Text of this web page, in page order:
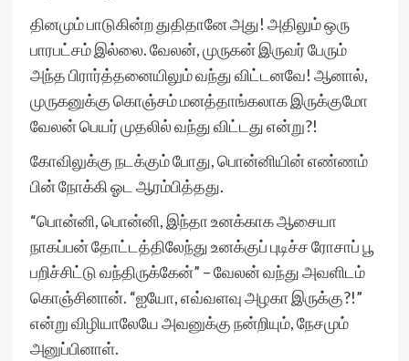
தினமும் பாடுகின்ற துதிதானே அது! அதிலும் ஒரு
பாரபட்சம் இல்லை. வேலன், முருகன் இருவர் பேரும்
அந்த பிரார்த்தனையிலும் வந்து விட்டனவே! ஆனால்,
முருகனுக்கு கொஞ்சம் மனத்தாங்கலாக இருக்குமோ
வேலன் பெயர் முதலில் வந்து விட்டது என்று?!
கோவிலுக்கு நடக்கும் போது, பொன்னியின் எண்ணம்
பின் நோக்கி ஓட ஆரம்பித்தது.
“பொன்னி, பொன்னி, இந்தா உனக்காக ஆசையா
நாகப்பன் தோட்டத்திலேந்து உனக்குப் புடிச்ச ரோசாப் பூ
பறிச்சிட்டு வந்திருக்கேன்” – வேலன் வந்து அவளிடம்
கொஞ்சினான். “ஐயோ, எவ்வளவு அழகா இருக்கு?!”
என்று விழியாலேயே அவனுக்கு நன்றியும், நேசமும்
அனுப்பினாள்.